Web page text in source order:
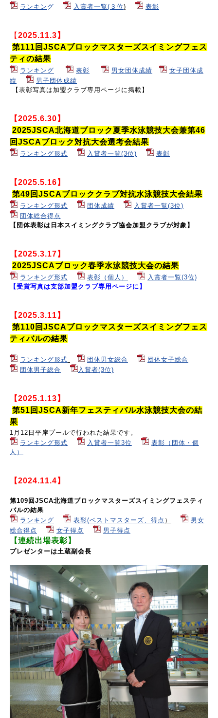
ランキン グ 入賞者一覧(３位) 表彰
【 2025.11.3】
第111回JSCAブロックマスターズスイミングフェス
ティの結果
ランキング 表彰 男女団体成績
女子団体成
績
男子団体成績
【表彰写真は加盟クラブ専用ページに掲載】
【2025.6.30】
2025JSCA北海道ブロック夏季水泳競技大会兼第46
回JSCAブロック対抗大会選考会結果
ランキング形式 入賞者一覧(3位) 表彰
【2025.5.16】
第49回JSCAブロッククラブ対抗水泳競技大会結果
ランキング形式 団体成績
入賞者一覧(3位)
団体総合得点
【団体表彰は日本スイミングクラブ協会加盟クラブが対象】
【2025.3.17】
2025JSCAブロック春季水泳競技大会の結果
ランキング形式 表彰（個人）
入賞者一覧(3位)
【受賞写真は支部加盟クラブ専用ページに】
【2025.3.11】
第110回JSCAブロックマスターズスイミングフェス
ティバルの結果
ランキング形式 団体男女総合
団体女子総合
団体男子総合
入賞者(3位)
【2025.1.13】
第51回JSCA新年フェスティバル水泳競技大会の結
果
1月12日平岸プールで行われた結果です。
ランキング形式
入賞者一覧3位
表彰（団体・個
人）
【2024.11.4】
第109回JSCA北海道ブロックマスターズスイミングフェスティ
バルの結果
ランキング
表彰(ベストマスターズ、得点 ）
男女
総合得点
女子得点 男子得点
【連続出場表彰】
プレゼンターは土蔵副会長